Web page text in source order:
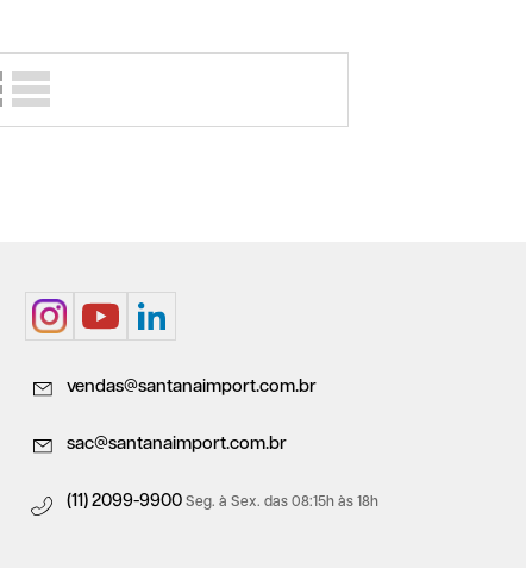
vendas@santanaimport.com.br
sac@santanaimport.com.br
(11) 2099-9900 Seg. à Sex. das 08:15h às 18h